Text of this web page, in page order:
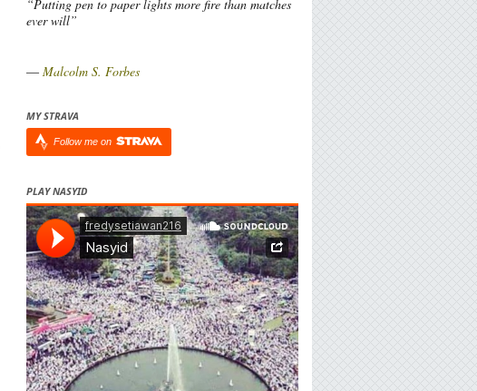
“Putting pen to paper lights more fire than matches
ever will”
― Malcolm S. Forbes
MY STRAVA
Follow me on
PLAY NASYID